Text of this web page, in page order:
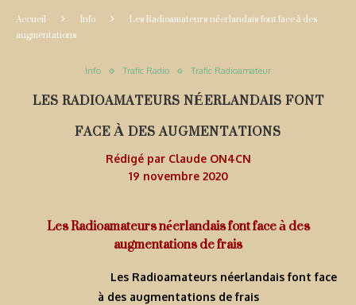
Accueil Info Les Radioamateurs néerlandais font face à des
augmentations
Info Trafic Radio Trafic Radioamateur
LES RADIOAMATEURS NÉERLANDAIS FONT
FACE À DES AUGMENTATIONS
Rédigé par Claude ON4CN
19 novembre 2020
Les Radioamateurs néerlandais font face à des
augmentations de frais
Les Radioamateurs néerlandais font face
à des augmentations de frais